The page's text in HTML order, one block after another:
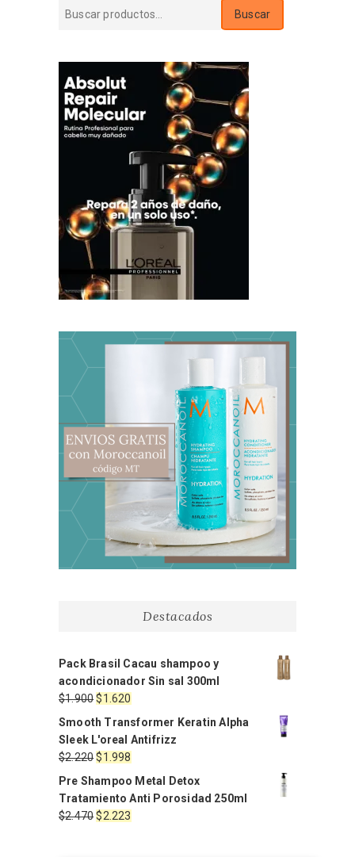
Buscar
Buscar
Destacados
Pack Brasil Cacau shampoo y
acondicionador Sin sal 300ml
$1.900El
precio
original
era:
$1.900.
$1.620
precio
actual
es:
$1.620.
Smooth Transformer Keratin Alpha
Sleek L'oreal Antifrizz
$2.220El
original
era:
$2.220.
$1.998
precio
actual
es:
$1.998.
Pre Shampoo Metal Detox
Tratamiento Anti Porosidad 250ml
$2.470El
$2.223